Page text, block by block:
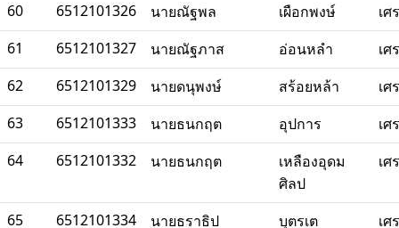
60
6512101326 นายณัฐพล เผือกพงษ์
เ
61
6512101327 นายณัฐภาส อ่อนหลำ
เ
62
6512101329 นายดนุพงษ์ สร้อยหล้า
เ
63
6512101333 นายธนกฤต อุปการ
เ
64
6512101332 นายธนกฤต
เหลืองอุดม
ศิลป
เ
65 6512101334 นายธราธิป บุตรเต
เ